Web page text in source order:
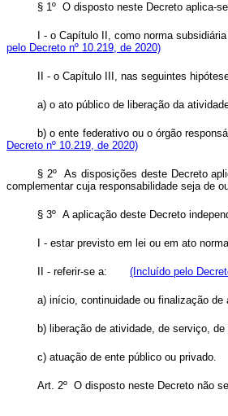
§ 1º O disposto neste Decreto aplica-
I - o Capítulo II, como norma
pelo Decreto nº 10.219, de 2020)
II - o Capítulo III, nas seguintes
a) o ato público de liberação da
b) o ente federativo ou o órgão
Decreto nº 10.219, de 2020)
§ 2º As disposições deste Decreto
complementar cuja responsabilidade seja de
§ 3º A aplicação deste Decreto
I - estar previsto em lei ou em ato
II - referir-se a: (Incluído pelo
a) início, continuidade ou finalização
b) liberação de atividade, de serviço,
c) atuação de ente público ou
Art. 2º O disposto neste Decreto não